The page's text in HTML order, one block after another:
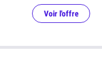
Voir l'offre